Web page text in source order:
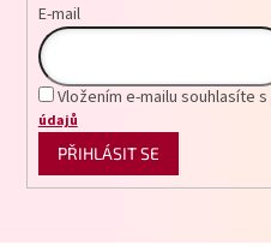
E-mail
Vložením e-mailu souhlasíte s
údajů
PŘIHLÁSIT SE